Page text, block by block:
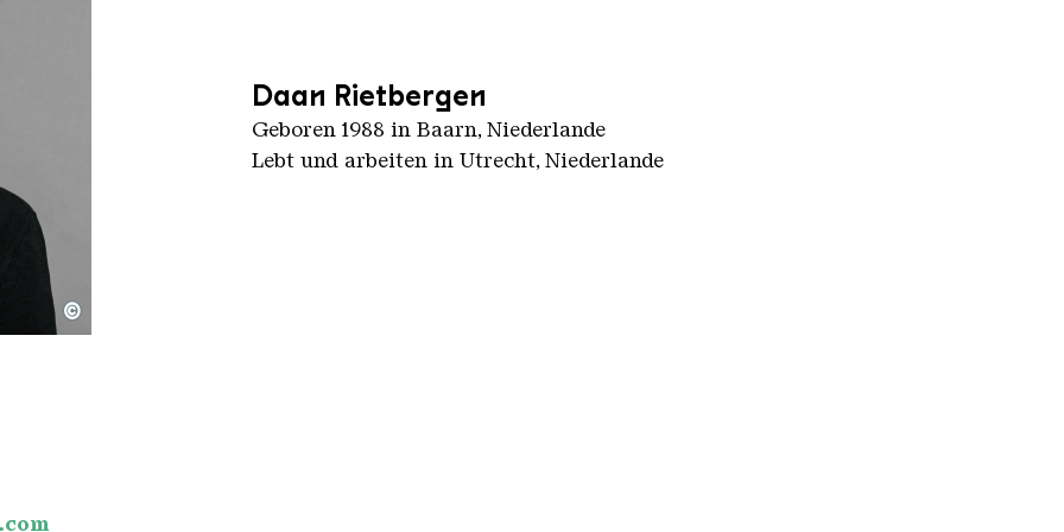
©
Daan Rietbergen
Geboren 1988 in Baarn, Niederlande
Lebt und arbeiten in Utrecht, Niederlande